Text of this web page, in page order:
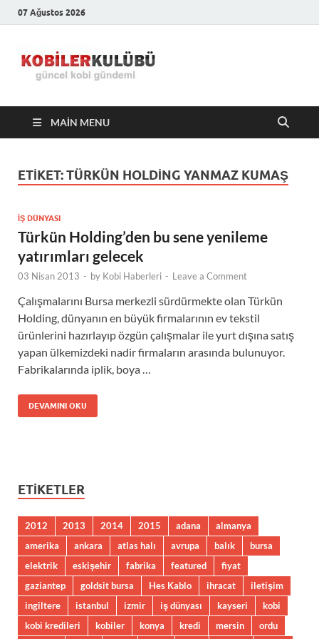
07 Ağustos 2026
Kulübü –
En Güncel
Kobi
MAIN MENU
ETIKET:TÜRKÜN HOLDING YANMAZ KUMAŞ
İŞ DÜNYASI
Türkün Holding’den bu sene yenileme
yatırımları gelecek
03 Nisan 2013 - by Kobi Haberleri - Leave a Comment
Çalışmalarını Bursa merkezli sürdürmekte olan Türkün
Holding, dünyanın en büyük firmalarının ev tekstil
ürünlerini hazırlayıp özgün çalışmalar ile yurt dışına satış
yapan ülkemizdeki nadir firmaların arasında bulunuyor.
Fabrikalarında iplik, boya …
DEVAMINI OKU
ETIKETLER
2012 2013 2014 2015 adana
almanya
amerika
ankara atlas halı avrupa balık
bursa
elektrik
eskişehir fabrika featured
fiyat
gaziantep
goldsit bursa Hes Kablo ihracat
iletişim
ingiltere
istanbul izmir iş dünyası kayseri
kobi
kobi kredileri
kobiler konya kredi mersin ordu